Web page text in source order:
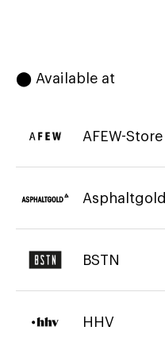
⬤ Available at
AFEW-Store
Asphaltgold
BSTN
HHV